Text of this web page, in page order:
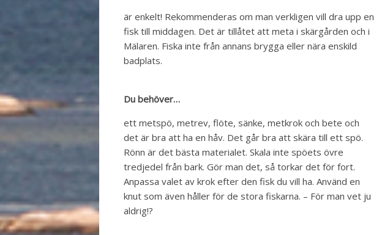
är enkelt! Rekommenderas om man verkligen vill dra upp en
fisk till middagen. Det är tillåtet att meta i skärgården och i
Mälaren. Fiska inte från annans brygga eller nära enskild
badplats.
Du behöver…
ett metspö, metrev, flöte, sänke, metkrok och bete och
det är bra att ha en håv. Det går bra att skära till ett spö.
Rönn är det bästa materialet. Skala inte spöets övre
tredjedel från bark. Gör man det, så torkar det för fort.
Anpassa valet av krok efter den fisk du vill ha. Använd en
knut som även håller för de stora fiskarna. – För man vet ju
aldrig!?